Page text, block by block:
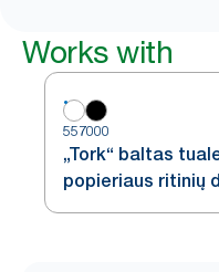
Works with
557000
„Tork“ baltas
popieriaus ritinių